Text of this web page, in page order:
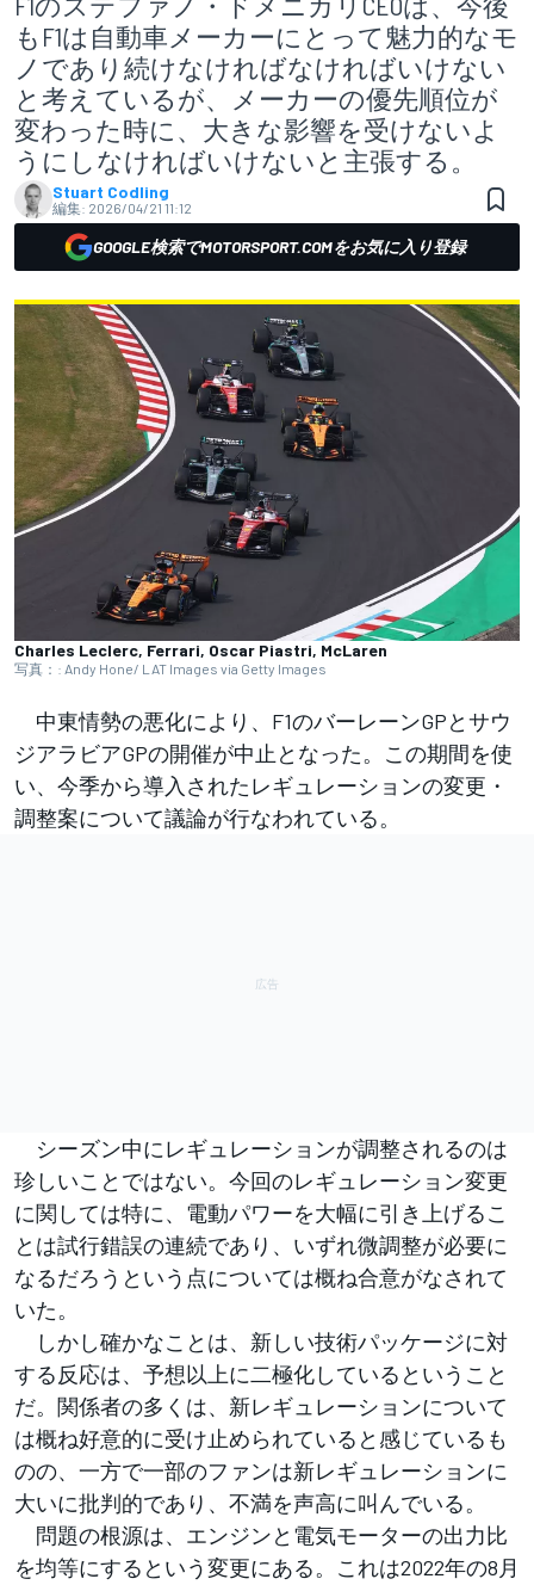
もF1は自動車メーカーにとって魅力的なモ
ノであり続けなければなければいけない
と考えているが、メーカーの優先順位が
変わった時に、大きな影響を受けないよ
うにしなければいけないと主張する。
Stuart Codling
編集: 2026/04/21 11:12
GOOGLE検索でMOTORSPORT.COMをお気に入り登録
Charles Leclerc, Ferrari, Oscar Piastri, McLaren
写真：: Andy Hone/ LAT Images via Getty Images
中東情勢の悪化により、F1のバーレーンGPとサウ
ジアラビアGPの開催が中止となった。この期間を使
い、今季から導入されたレギュレーションの変更・
調整案について議論が行なわれている。
シーズン中にレギュレーションが調整されるのは
珍しいことではない。今回のレギュレーション変更
に関しては特に、電動パワーを大幅に引き上げるこ
とは試行錯誤の連続であり、いずれ微調整が必要に
なるだろうという点については概ね合意がなされて
いた。
しかし確かなことは、新しい技術パッケージに対
する反応は、予想以上に二極化しているということ
だ。関係者の多くは、新レギュレーションについて
は概ね好意的に受け止められていると感じているも
のの、一方で一部のファンは新レギュレーションに
大いに批判的であり、不満を声高に叫んでいる。
問題の根源は、エンジンと電気モーターの出力比
を均等にするという変更にある。これは2022年の8月